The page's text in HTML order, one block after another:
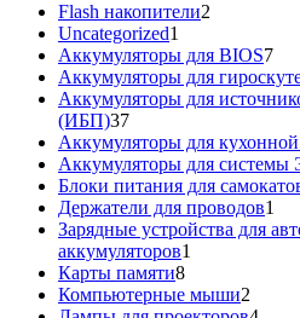
Flash накопители2
Uncategorized1
товар
Аккумуляторы для BIOS77
Аккумуляторы для
Аккумуляторы для
(ИБП)3737
товаров
Аккумуляторы для
Аккумуляторы для
Блоки питания для
Держатели для проводов1
Зарядные устройства для
аккумуляторов1
Карты памяти88
товаров
Компьютерные мыши2